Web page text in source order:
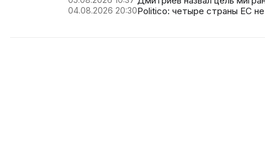
04.08.2026 20:30Politico: четыре страны ЕС